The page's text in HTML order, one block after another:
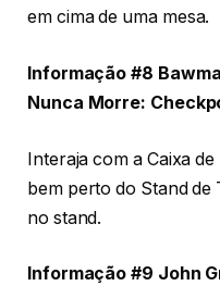
em cima de uma mesa.
Informação #8
Nunca Morre:
Interaja com a Caixa
bem perto do Stand
no stand.
Informação #9 John